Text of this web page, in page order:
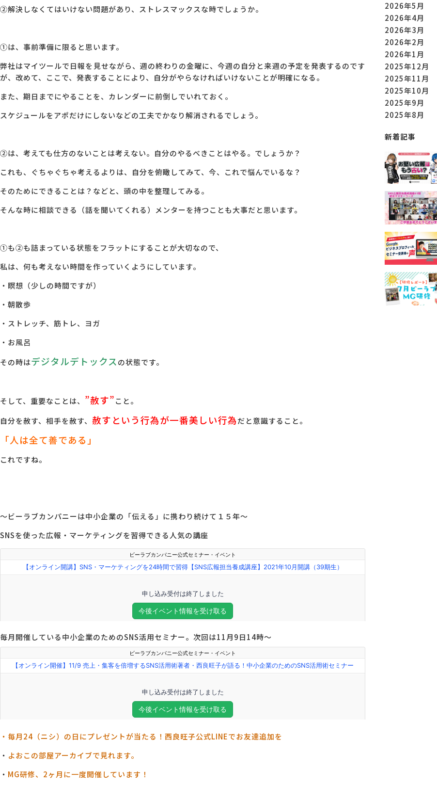
②解決しなくてはいけない問題があり、ストレスマックスな時でしょうか。
①は、事前準備に限ると思います。
弊社はマイツールで日報を見せながら、週の終わりの金曜に、今週の自分と来週の予定を発表するのです
が、改めて、ここで、発表することにより、自分がやらなければいけないことが明確になる。
また、期日までにやることを、カレンダーに前倒しでいれておく。
スケジュールをアポだけにしないなどの工夫でかなり解消されるでしょう。
②は、考えても仕方のないことは考えない。自分のやるべきことはやる。でしょうか？
これも、ぐちゃぐちゃ考えるよりは、自分を俯瞰してみて、今、これで悩んでいるな？
そのためにできることは？などと、頭の中を整理してみる。
そんな時に相談できる（話を聞いてくれる）メンターを持つことも大事だと思います。
①も②も詰まっている状態をフラットにすることが大切なので、
私は、何も考えない時間を作っていくようにしています。
・瞑想（少しの時間ですが）
・朝散歩
・ストレッチ、筋トレ、ヨガ
・お風呂
その時はデジタルデトックスの状態です。
そして、重要なことは、 ”赦す”こと。
自分を赦す、相手を赦す、 赦すという行為が一番美しい行為だと意識すること。
「人は全て善である」
これですね。
～ビーラブカンパニーは中小企業の「伝える」に携わり続けて１５年～
SNSを使った広報・マーケティングを習得できる人気の講座
毎月開催している中小企業のためのSNS活用セミナー。次回は11月9日14時～
・毎月24（ニシ）の日にプレゼントが当たる！西良旺子公式LINEでお友達追加を
・ よおこの部屋アーカイブで見れます。
・ MG研修、2ヶ月に一度開催しています！
2026年5月
2026年4月
2026年3月
2026年2月
2026年1月
2025年12月
2025年11月
2025年10月
2025年9月
2025年8月
新着記事